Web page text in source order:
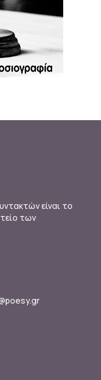
είναι το
των